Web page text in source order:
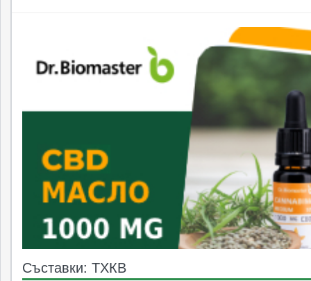
Съставки: ТХКВ